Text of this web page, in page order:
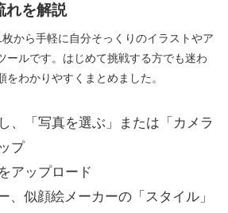
れを解説
から手軽に自分そっくりのイラストやア
ールです。はじめて挑戦する方でも迷わ
わかりやすくまとめました。
、「写真を選ぶ」または「カメラ
プ
アップロード
、似顔絵メーカーの「スタイル」